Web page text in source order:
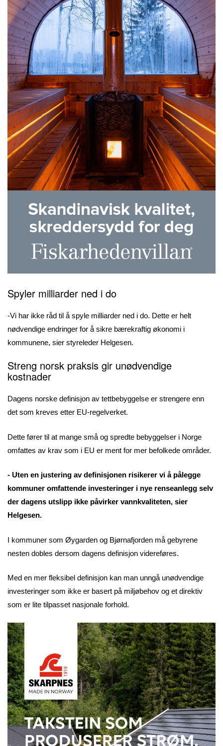
Spyler milliarder ned i do
-Vi har ikke råd til å spyle milliarder ned i do. Dette er helt
nødvendige endringer for å sikre bærekraftig økonomi i
kommunene, sier styreleder Helgesen.
Streng norsk praksis gir unødvendige
kostnader
Dagens norske definisjon av tettbebyggelse er strengere enn
det som kreves etter EU-regelverket.
Dette fører til at mange små og spredte bebyggelser i Norge
omfattes av krav som i EU er ment for mer befolkede områder.
- Uten en justering av definisjonen risikerer vi å pålegge
kommuner omfattende investeringer i nye renseanlegg selv
der dagens utslipp ikke påvirker vannkvaliteten, sier
Helgesen.
I kommuner som Øygarden og Bjørnafjorden må gebyrene
nesten dobles dersom dagens definisjon videreføres.
Med en mer fleksibel definisjon kan man unngå unødvendige
investeringer som ikke er basert på miljøbehov og et direktiv
som er lite tilpasset nasjonale forhold.